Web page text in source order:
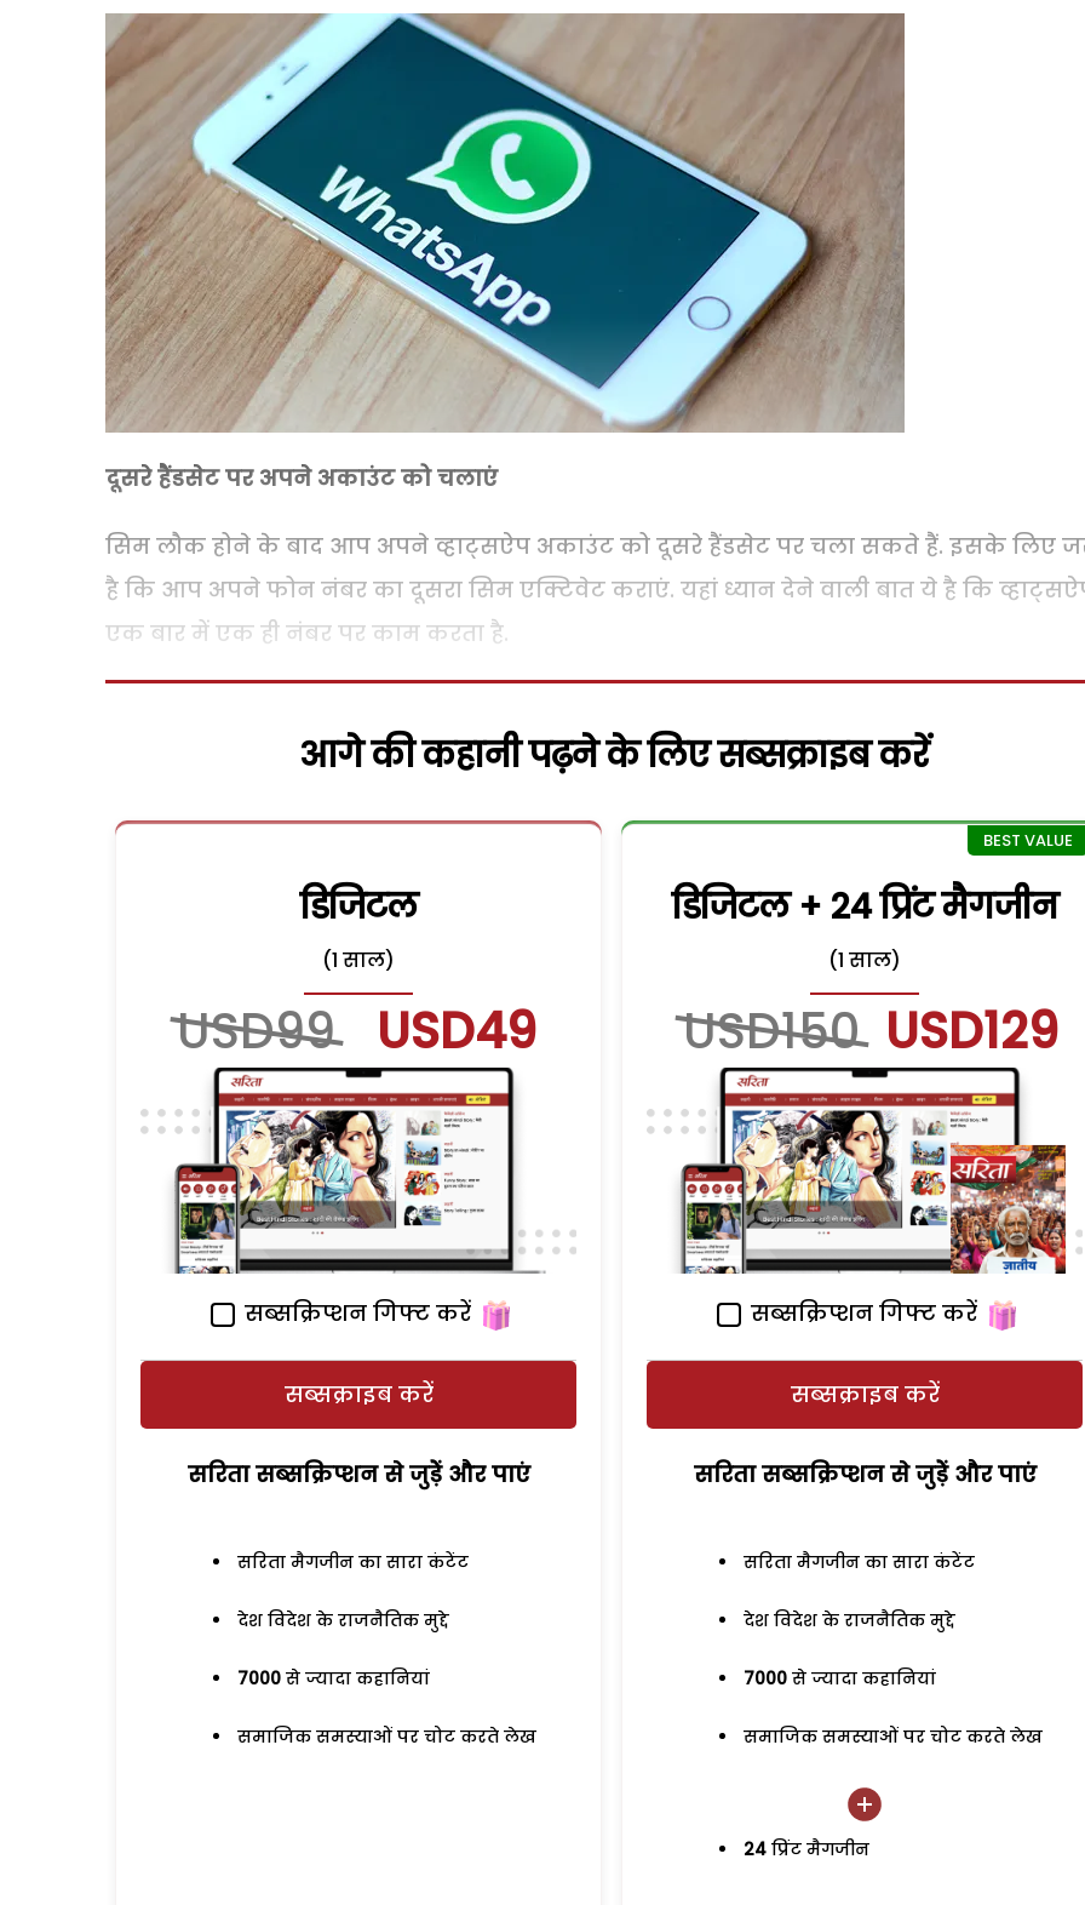
दूसरे हैंडसेट पर अपने अकाउंट को चलाएं
सिम लौक होने के बाद आप अपने व्हाट्सऐप अकाउंट को दूसरे हैंडसेट पर चला सकते हैं. इसके लिए
है कि आप अपने फोन नंबर का दूसरा सिम एक्टिवेट कराएं. यहां ध्यान देने वाली बात ये है कि
एक बार में एक ही नंबर पर काम करता है.
आगे की कहानी पढ़ने के लिए सब्सक्राइब करें
डिजिटल
(1 साल)
USD99 USD49
सब्सक्रिप्शन गिफ्ट करें
सब्सक्राइब करें
सरिता सब्सक्रिप्शन से जुड़ेें और पाएं
सरिता मैगजीन का सारा कंटेंट
देश विदेश के राजनैतिक मुद्दे
7000 से ज्यादा कहानियां
समाजिक समस्याओं पर चोट करते लेख
डिजिटल + 24 प्रिंट मैगजीन
(1 साल)
USD150 USD129
सब्सक्रिप्शन गिफ्ट करें
सब्सक्राइब करें
सरिता सब्सक्रिप्शन से जुड़ेें और पाएं
सरिता मैगजीन का सारा कंटेंट
देश विदेश के राजनैतिक मुद्दे
7000 से ज्यादा कहानियां
समाजिक समस्याओं पर चोट करते लेख
24 प्रिंट मैगजीन